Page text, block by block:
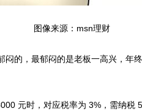
图像来源：msn理财
的，最郁闷的是老板一高兴，年
元时，对应税率为 3%，需纳税